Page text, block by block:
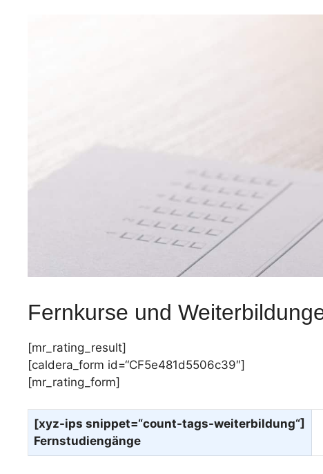
Fernkurse und
[mr_rating_result]
[caldera_form id=“CF5e481d5506c39″]
[mr_rating_form]
[xyz-ips snippet=“count-tags-weiterbildung“]
Fernstudiengänge